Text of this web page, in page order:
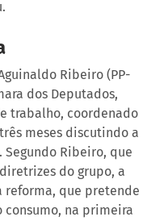
Ribeiro (PP-
dos Deputados,
trabalho, coordenado
meses discutindo a
Ribeiro, que
do grupo, a
reforma, que pretende
na primeira